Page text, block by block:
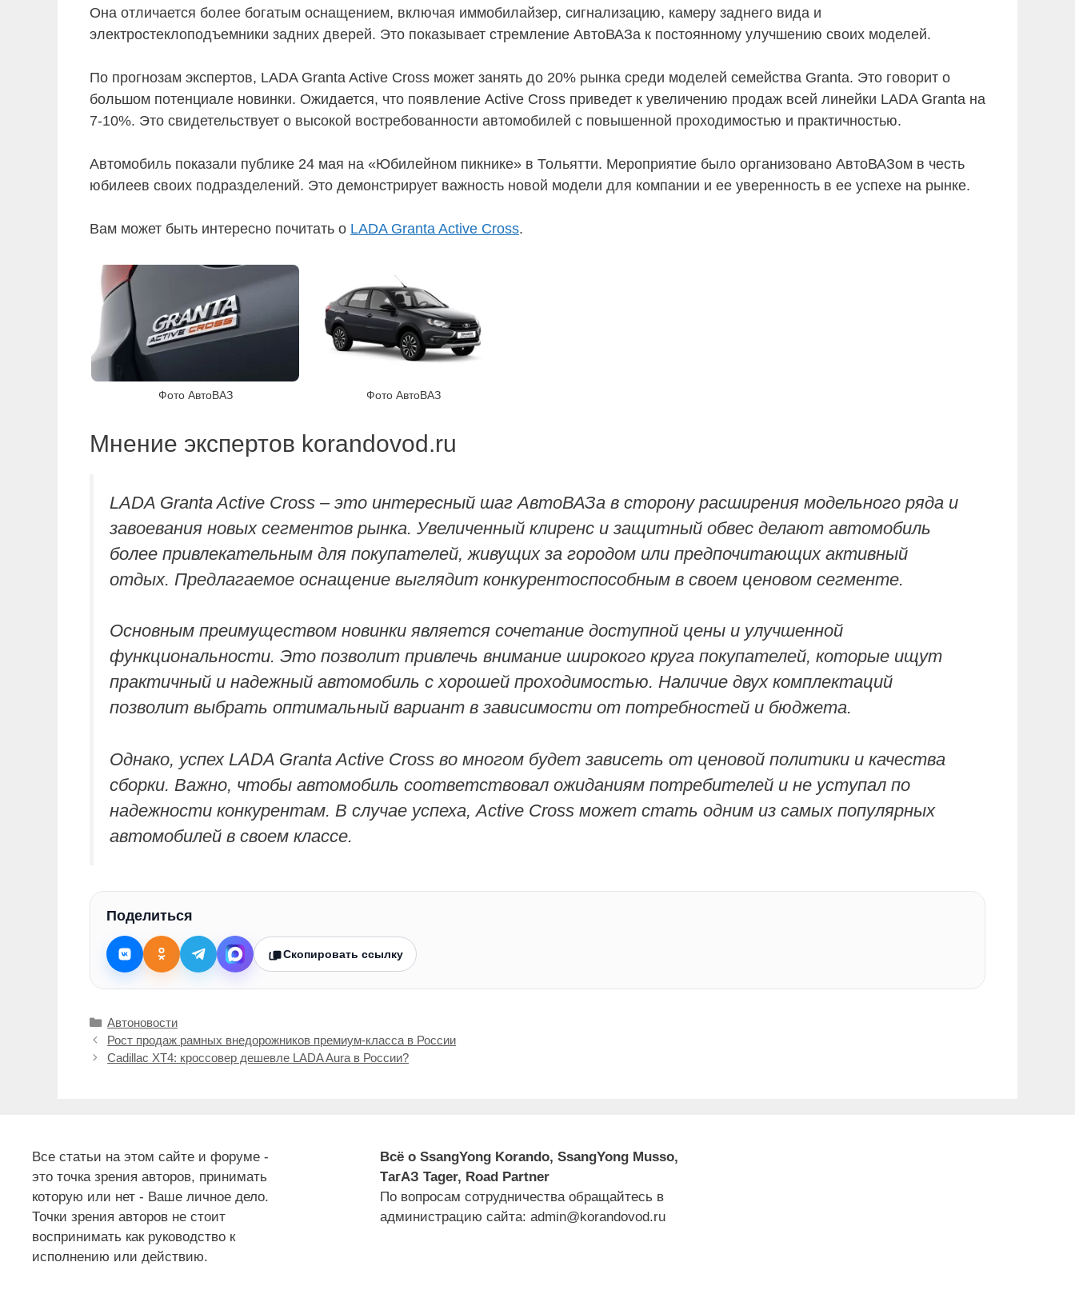
Она отличается более богатым оснащением, включая иммобилайзер, сигнализацию, камеру заднего вида и
электростеклоподъемники задних дверей. Это показывает стремление АвтоВАЗа к постоянному улучшению своих моделей.
По прогнозам экспертов, LADA Granta Active Cross может занять до 20% рынка среди моделей семейства Granta. Это говорит о
большом потенциале новинки. Ожидается, что появление Active Cross приведет к увеличению продаж всей линейки LADA Granta на
7-10%. Это свидетельствует о высокой востребованности автомобилей с повышенной проходимостью и практичностью.
Автомобиль показали публике 24 мая на «Юбилейном пикнике» в Тольятти. Мероприятие было организовано АвтоВАЗом в честь
юбилеев своих подразделений. Это демонстрирует важность новой модели для компании и ее уверенность в ее успехе на рынке.
Вам может быть интересно почитать о LADA Granta Active Cross.
Фото АвтоВАЗ Фото АвтоВАЗ
Мнение экспертов korandovod.ru
LADA Granta Active Cross – это интересный шаг АвтоВАЗа в сторону расширения модельного ряда и
завоевания новых сегментов рынка. Увеличенный клиренс и защитный обвес делают автомобиль
более привлекательным для покупателей, живущих за городом или предпочитающих активный
отдых. Предлагаемое оснащение выглядит конкурентоспособным в своем ценовом сегменте.
Основным преимуществом новинки является сочетание доступной цены и улучшенной
функциональности. Это позволит привлечь внимание широкого круга покупателей, которые ищут
практичный и надежный автомобиль с хорошей проходимостью. Наличие двух комплектаций
позволит выбрать оптимальный вариант в зависимости от потребностей и бюджета.
Однако, успех LADA Granta Active Cross во многом будет зависеть от ценовой политики и качества
сборки. Важно, чтобы автомобиль соответствовал ожиданиям потребителей и не уступал по
надежности конкурентам. В случае успеха, Active Cross может стать одним из самых популярных
автомобилей в своем классе.
Поделиться
Скопировать ссылку
Рубрики
Автоновости
Рост продаж рамных внедорожников премиум-класса в России
Cadillac XT4: кроссовер дешевле LADA Aura в России?
Все статьи на этом сайте и форуме -
это точка зрения авторов, принимать
которую или нет - Ваше личное дело.
Точки зрения авторов не стоит
воспринимать как руководство к
исполнению или действию.
Всё о SsangYong Korando, SsangYong Musso,
ТагАЗ Tager, Road Partner
По вопросам сотрудничества обращайтесь в
администрацию сайта: admin@korandovod.ru